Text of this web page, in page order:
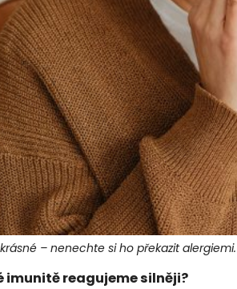
– nenechte si ho překazit alergiemi.
imunitě reagujeme silněji?